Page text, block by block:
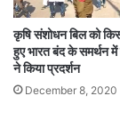
कृषि संशोधन बिल को
हुए भारत बंद के समर्थन में
ने किया प्रदर्शन
December 8, 2020